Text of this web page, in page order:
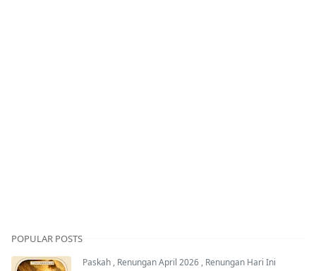
POPULAR POSTS
Paskah , Renungan April 2026 , Renungan Hari Ini